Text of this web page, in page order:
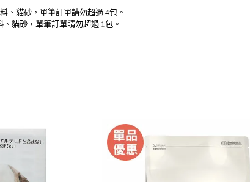
、貓砂，單筆訂單請勿超過 4包。
、貓砂，單筆訂單請勿超過 1包。